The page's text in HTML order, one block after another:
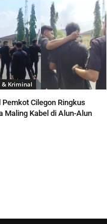
& Kriminal
Pemkot Cilegon Ringkus
Maling Kabel di Alun-Alun